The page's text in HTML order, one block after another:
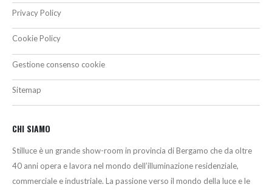
Privacy Policy
Cookie Policy
Gestione consenso cookie
Sitemap
CHI SIAMO
Stilluce è un grande show-room in provincia di Bergamo che da oltre
40 anni opera e lavora nel mondo dell’illuminazione residenziale,
commerciale e industriale. La passione verso il mondo della luce e le